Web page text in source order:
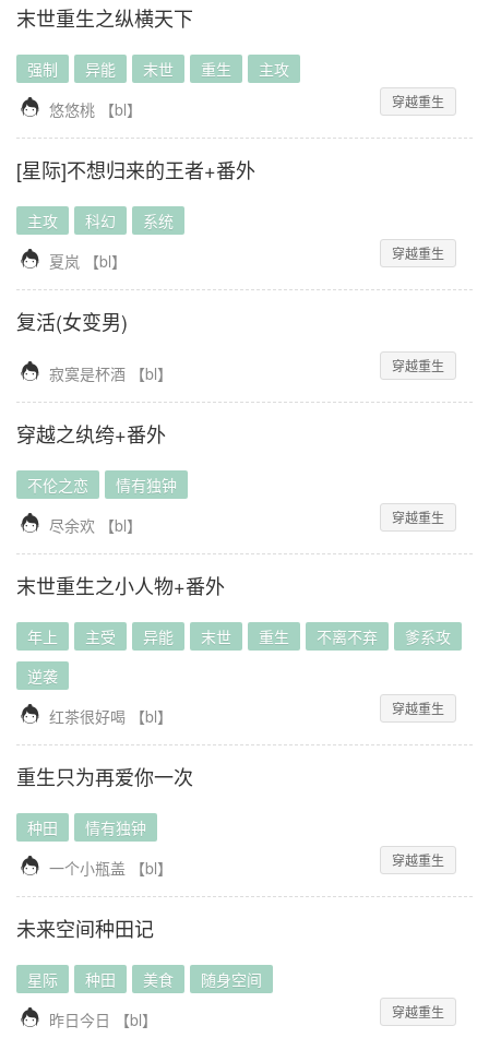
末世重生之纵横天下
强制 异能 末世 重生 主攻
 悠悠桃 【bl】 穿越重生
[星际]不想归来的王者+番外
主攻 科幻 系统
 夏岚 【bl】 穿越重生
复活(女变男)
 寂寞是杯酒 【bl】 穿越重生
穿越之纨绔+番外
不伦之恋 情有独钟
 尽余欢 【bl】 穿越重生
末世重生之小人物+番外
年上 主受 异能 末世 重生 不离不弃
爹系攻
逆袭
 红茶很好喝 【bl】 穿越重生
重生只为再爱你一次
种田 情有独钟
 一个小瓶盖 【bl】 穿越重生
未来空间种田记
星际 种田 美食 随身空间
 昨日今日 【bl】 穿越重生